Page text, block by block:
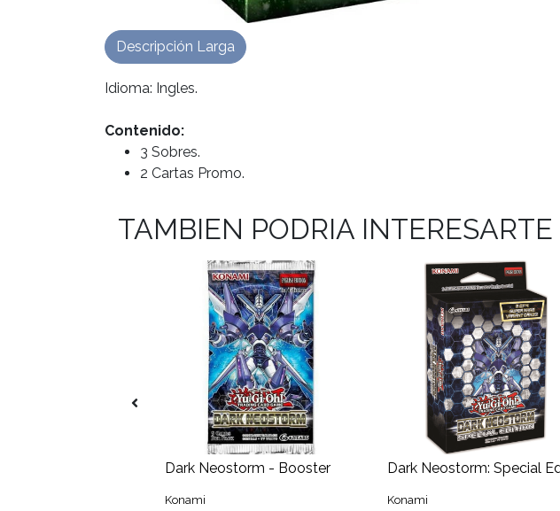
Idioma: Ingles.
Contenido:
3 Sobres.
2 Cartas Promo.
Descripción Larga
TAMBIEN PODRIA INTERESARTE
Dark Neostorm - Booster
Konami Konami